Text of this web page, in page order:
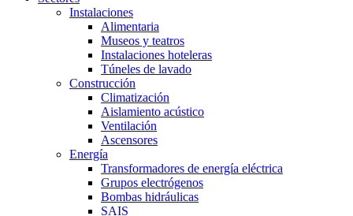
Instalaciones
Alimentaria
Museos y teatros
Instalaciones hoteleras
Túneles de lavado
Construcción
Climatización
Aislamiento acústico
Ventilación
Ascensores
Energía
Transformadores de energía eléctrica
Grupos electrógenos
Bombas hidráulicas
SAIS